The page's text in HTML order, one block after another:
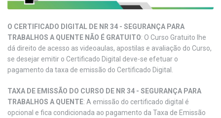
O CERTIFICADO DIGITAL DE NR 34 - SEGURANÇA PARA
TRABALHOS A QUENTE NÃO É GRATUITO: O Curso Gratuito lhe
dá direito de acesso as videoaulas, apostilas e avaliação do Curso,
se desejar emitir o Certificado Digital deve-se efetuar o
pagamento da taxa de emissão do Certificado Digital.
TAXA DE EMISSÃO DO CURSO DE NR 34 - SEGURANÇA PARA
TRABALHOS A QUENTE: A emissão do certificado digital é
opcional e fica condicionada ao pagamento da Taxa de Emissão